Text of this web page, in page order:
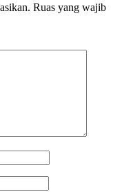
Ruas yang wajib